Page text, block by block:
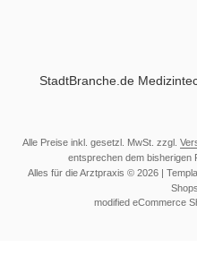
StadtBranche.de
Alle Preise inkl. gesetzl. MwSt. zzgl.
entsprechen dem bisherigen
Alles für die Arztpraxis © 2026 |
modified eCommerce